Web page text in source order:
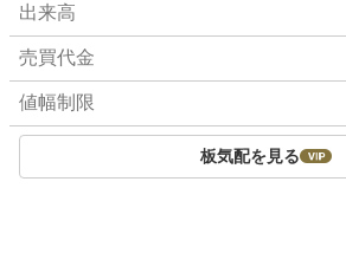
出来高
売買代金
値幅制限
板気配を見る